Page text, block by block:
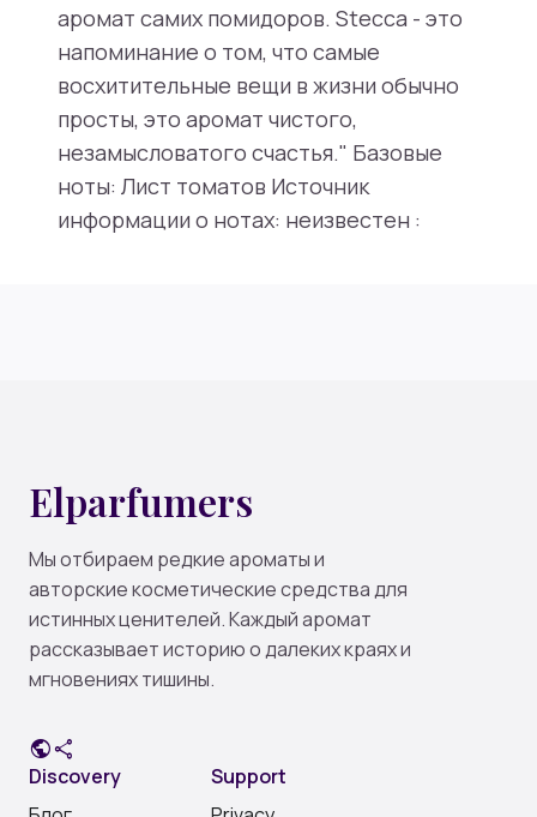
аромат самих помидоров. Stecca - это
напоминание о том, что самые
восхитительные вещи в жизни обычно
просты, это аромат чистого,
незамысловатого счастья." Базовые
ноты: Лист томатов Источник
информации о нотах: неизвестен :
Elparfumers
Мы отбираем редкие ароматы и
авторские косметические средства для
истинных ценителей. Каждый аромат
рассказывает историю о далеких краях и
мгновениях тишины.
publicshare
Discovery
Support